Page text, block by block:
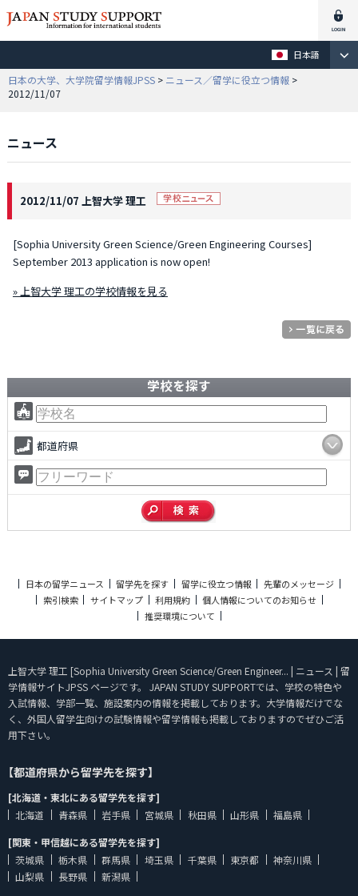
日本語
日本の大学、大学院留学情報JPSS > ニュース／留学に役立つ情報 >
2012/11/07
ニュース
2012/11/07 上智大学 理工
[Sophia University Green Science/Green Engineering Courses]
September 2013 application is now open!
» 上智大学 理工の学校情報を見る
学校を探す
都道府県
日本の留学ニュース 留学先を探す 留学に役立つ情報
先輩のメッセージ
索引検索
サイトマップ 利用規約
個人情報についてのお知らせ
推奨環境について
上智大学 理工 [Sophia University Green Science/Green Engineer... | ニュース | 留
学情報サイトJPSS ページです。 JAPAN STUDY SUPPORTでは、学校の特色や
入試情報、学部一覧、施設案内の情報を掲載しております。大学情報だけでな
く、外国人留学生向けの試験情報や留学情報も掲載しておりますのでぜひご活
用下さい。
【都道府県から留学先を探す】
[北海道・東北にある留学先を探す]
北海道
青森県 岩手県 宮城県 秋田県 山形県
福島県
[関東・甲信越にある留学先を探す]
茨城県
栃木県 群馬県 埼玉県 千葉県 東京都
神奈川県
山梨県
長野県
新潟県